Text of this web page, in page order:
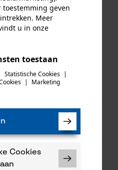
PSS functionele jas X-treme
Breeze rood/groen
192,17 €*
toestemming geven
Meer
u in onze
toestaan
Statistische Cookies |
|
Marketing
Cookies
Gelieve